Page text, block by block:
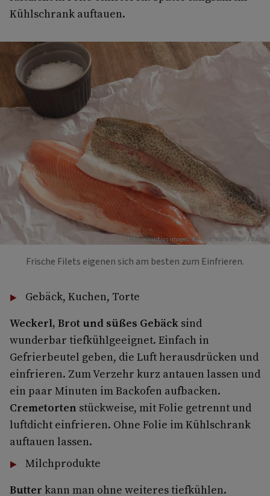
Kühlschrank auftauen.
Foto: mauritius images/ Panther Media GmbH / Alamy
Frische Filets eigenen sich am besten zum Einfrieren.
Gebäck, Kuchen, Torte
Weckerl, Brot und süßes Gebäck sind
wunderbar tiefkühlgeeignet. Einfach in
Gefrierbeutel geben, die Luft herausdrücken und
einfrieren. Zum Verzehr kurz antauen lassen und
ein paar Minuten im Backofen aufbacken.
Cremetorten stückweise, mit Folie getrennt und
luftdicht einfrieren. Ohne Folie im Kühlschrank
auftauen lassen.
Milchprodukte
Butter kann man ohne weiteres tiefkühlen.